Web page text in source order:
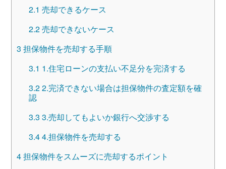
2.1 売却できるケース
2.2売却できないケース
3 担保物件を売却する手順
3.1 1.住宅ローンの支払い不足分を完済する
3.22.完済できない場合は担保物件の査定額を確
認
3.3 3.売却してもよいか銀行へ交渉する
3.44.担保物件を売却する
4担保物件をスムーズに売却するポイント